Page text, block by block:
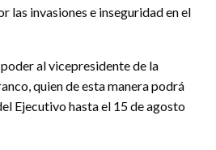
las invasiones e inseguridad en el
al vicepresidente de la
quien de esta manera podrá
Ejecutivo hasta el 15 de agosto